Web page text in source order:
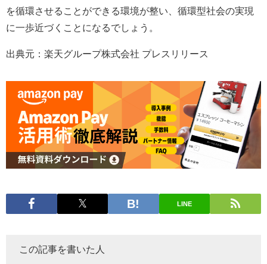
を循環させることができる環境が整い、循環型社会の実現
に一歩近づくことになるでしょう。
出典元：楽天グループ株式会社 プレスリリース
LINE
この記事を書いた人